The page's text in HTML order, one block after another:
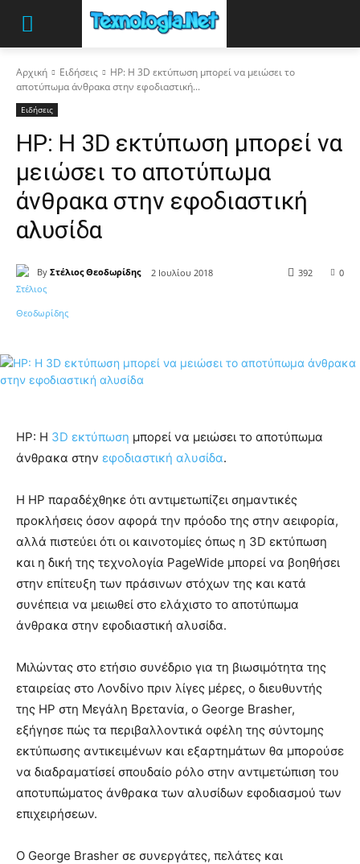
Αρχική Ειδήσεις
HP: Η 3D εκτύπωση μπορεί να μειώσει το
αποτύπωμα άνθρακα στην εφοδιαστική...
Ειδήσεις
HP: Η 3D εκτύπωση μπορεί να
μειώσει το αποτύπωμα
άνθρακα στην εφοδιαστική
αλυσίδα
By Στέλιος Θεοδωρίδης 2 Ιουλίου 2018 0
392
HP: Η 3D εκτύπωση μπορεί να μειώσει το αποτύπωμα
άνθρακα στην εφοδιαστική αλυσίδα.
Η HP παραδέχθηκε ότι αντιμετωπίζει σημαντικές
προκλήσεις όσον αφορά την πρόοδο της στην αειφορία,
αλλά πιστεύει ότι οι καινοτομίες όπως η 3D εκτύπωση
και η δική της τεχνολογία PageWide μπορεί να βοηθήσει
στην επίτευξη των πράσινων στόχων της και κατά
συνέπεια να μειωθεί στο ελάχιστο το αποτύπωμα
άνθρακα στην εφοδιαστική αλυσίδα.
Μιλώντας στο ετήσιο συνέδριο για τη βιωσιμότητα της
εταιρείας στο Λονδίνο πριν λίγες μέρες, ο διευθυντής
της HP στη Μεγάλη Βρετανία, ο George Brasher,
εξήγησε πώς τα περιβαλλοντικά οφέλη της σύντομης
εκτύπωσης αντικειμένων και εξαρτημάτων θα μπορούσε
να διαδραματίσεί σπουδαίο ρόλο στην αντιμετώπιση του
αποτυπώματος άνθρακα των αλυσίδων εφοδιασμού των
επιχειρήσεων.
Ο George Brasher σε συνεργάτες, πελάτες και